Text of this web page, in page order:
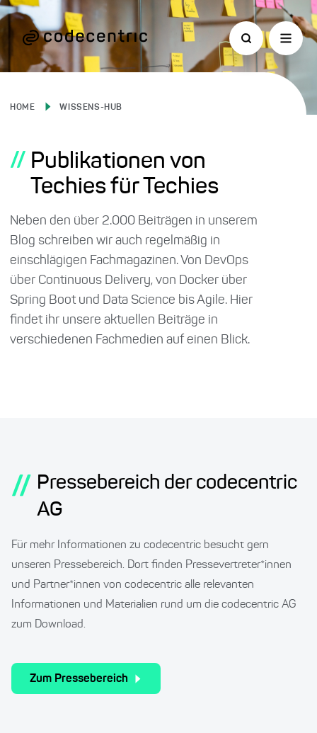
HOME WISSENS-HUB
// Publikationen von
Techies für Techies
Neben den über 2.000 Beiträgen in unserem
Blog schreiben wir auch regelmäßig in
einschlägigen Fachmagazinen. Von DevOps
über Continuous Delivery, von Docker über
Spring Boot und Data Science bis Agile. Hier
findet ihr unsere aktuellen Beiträge in
verschiedenen Fachmedien auf einen Blick.
// Pressebereich der codecentric
AG
Für mehr Informationen zu codecentric besucht gern
unseren Pressebereich. Dort finden Pressevertreter*innen
und Partner*innen von codecentric alle relevanten
Informationen und Materialien rund um die codecentric AG
zum Download.
Zum Pressebereich